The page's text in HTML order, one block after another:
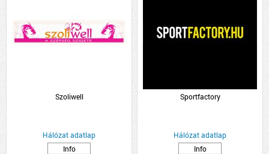
Szoliwell
Hálózat adatlap
Info
Sportfactory
Hálózat adatlap
Info